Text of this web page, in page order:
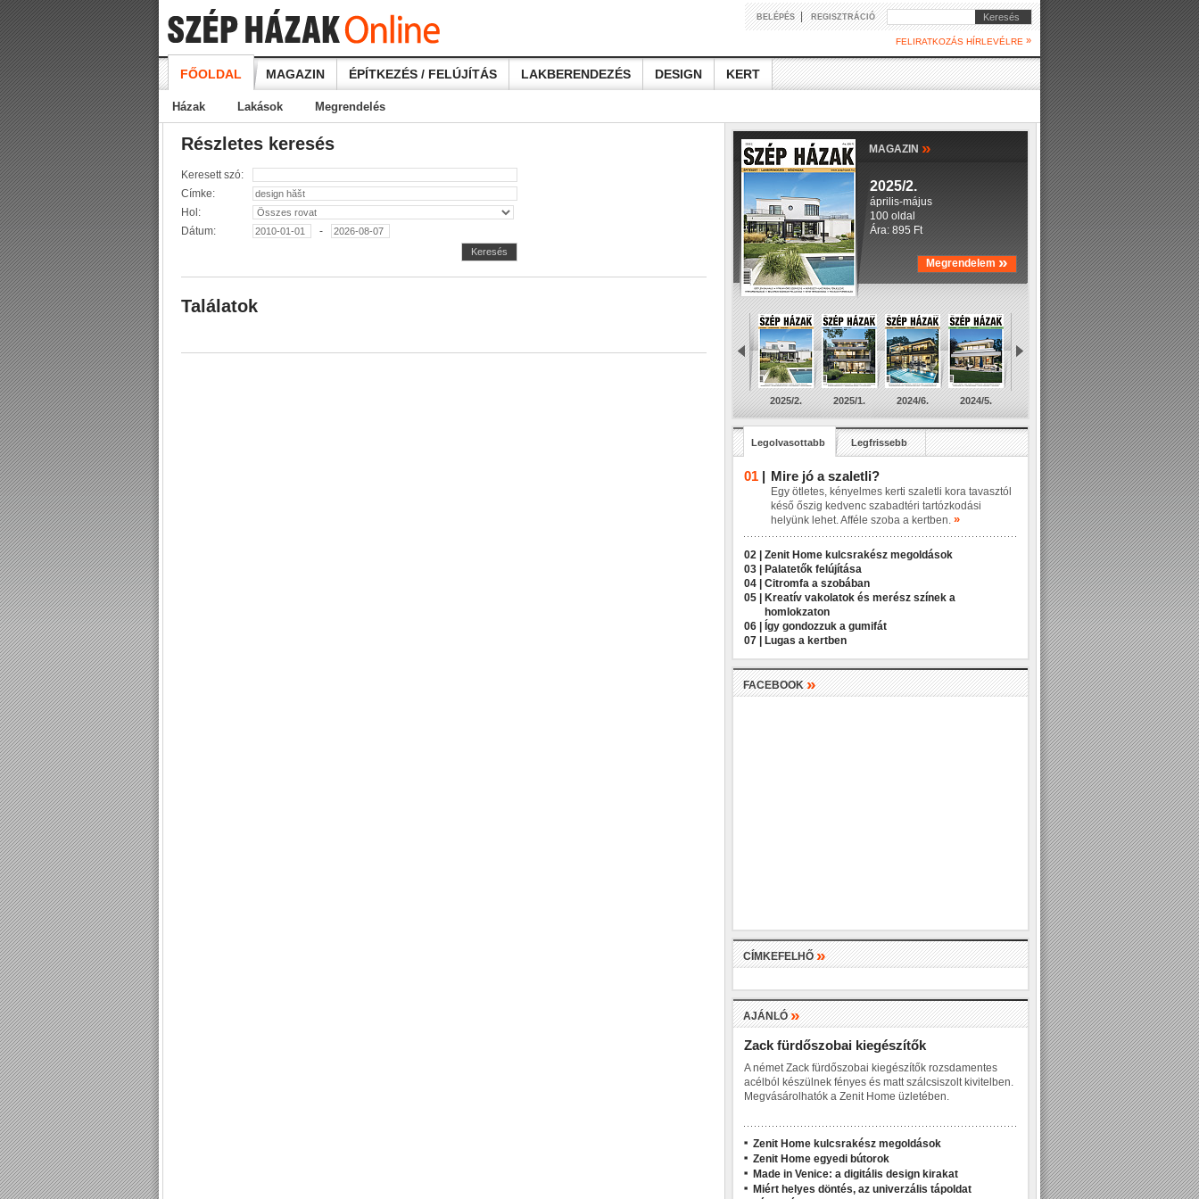
BELÉPÉS| REGISZTRÁCIÓ Keresés
FELIRATKOZÁS HÍRLEVÉLRE »
FŐOLDAL MAGAZIN ÉPÍTKEZÉS / FELÚJÍTÁS LAKBERENDEZÉS DESIGN KERT
Házak Lakások Megrendelés
Részletes keresés
Keresett szó:
Címke:
Hol:
Dátum:
-
Keresés
Találatok
MAGAZIN »
2025/2.
április-május
100 oldal
Ára: 895 Ft
Megrendelem »
2025/2. 2025/1. 2024/6. 2024/5.
Legolvasottabb Legfrissebb
01 | Mire jó a szaletli?
Egy ötletes, kényelmes kerti szaletli kora tavasztól
késő őszig kedvenc szabadtéri tartózkodási
helyünk lehet. Afféle szoba a kertben. »
02 |
Zenit Home kulcsrakész megoldások
03 |
Palatetők felújítása
04 |
Citromfa a szobában
05 |
Kreatív vakolatok és merész színek a
homlokzaton
06 |
Így gondozzuk a gumifát
07 |
Lugas a kertben
FACEBOOK»
CÍMKEFELHŐ»
AJÁNLÓ»
Zack fürdőszobai kiegészítők
A német Zack fürdőszobai kiegészítők rozsdamentes
acélból készülnek fényes és matt szálcsiszolt kivitelben.
Megvásárolhatók a Zenit Home üzletében.
Zenit Home kulcsrakész megoldások
Zenit Home egyedi bútorok
Made in Venice: a digitális design kirakat
Miért helyes döntés, az univerzális tápoldat